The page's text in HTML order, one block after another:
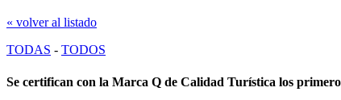
« volver al listado
TODAS - TODOS
Se certifican con la Marca Q de Calidad Turística los